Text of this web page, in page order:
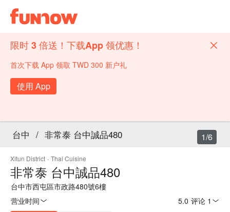
限时 3 倍送！下载App 领优惠！
首次下载 App 领取 TWD 300 新户礼
使用 App
台中 / 非常泰 台中誠品480
Xitun District · Thai Cuisine
非常泰 台中誠品480
台中市西屯區市政路480號6樓
营业时间
5.0 评论 1
1/6